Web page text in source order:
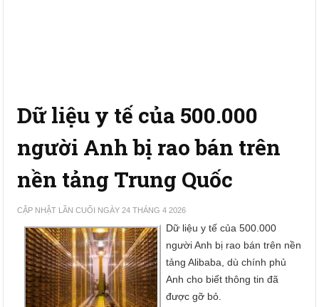
Dữ liệu y tế của 500.000
người Anh bị rao bán trên
nền tảng Trung Quốc
CẬP NHẬT LẦN CUỐI NGÀY 24 THÁNG 4 2026
Dữ liệu y tế của 500.000
người Anh bị rao bán trên nền
tảng Alibaba, dù chính phủ
Anh cho biết thông tin đã
được gỡ bỏ.